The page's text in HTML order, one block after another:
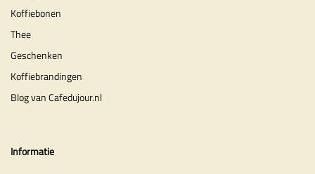
Koffiebonen
Thee
Geschenken
Koffiebrandingen
Blog van Cafedujour.nl
Informatie